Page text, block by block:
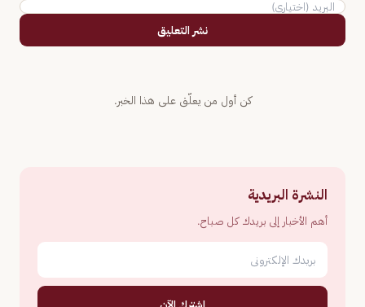
نشر التعليق
كن أول من يعلّق على هذا الخبر.
النشرة البريدية
أهم الأخبار إلى بريدك كل صباح.
اشترك الآن